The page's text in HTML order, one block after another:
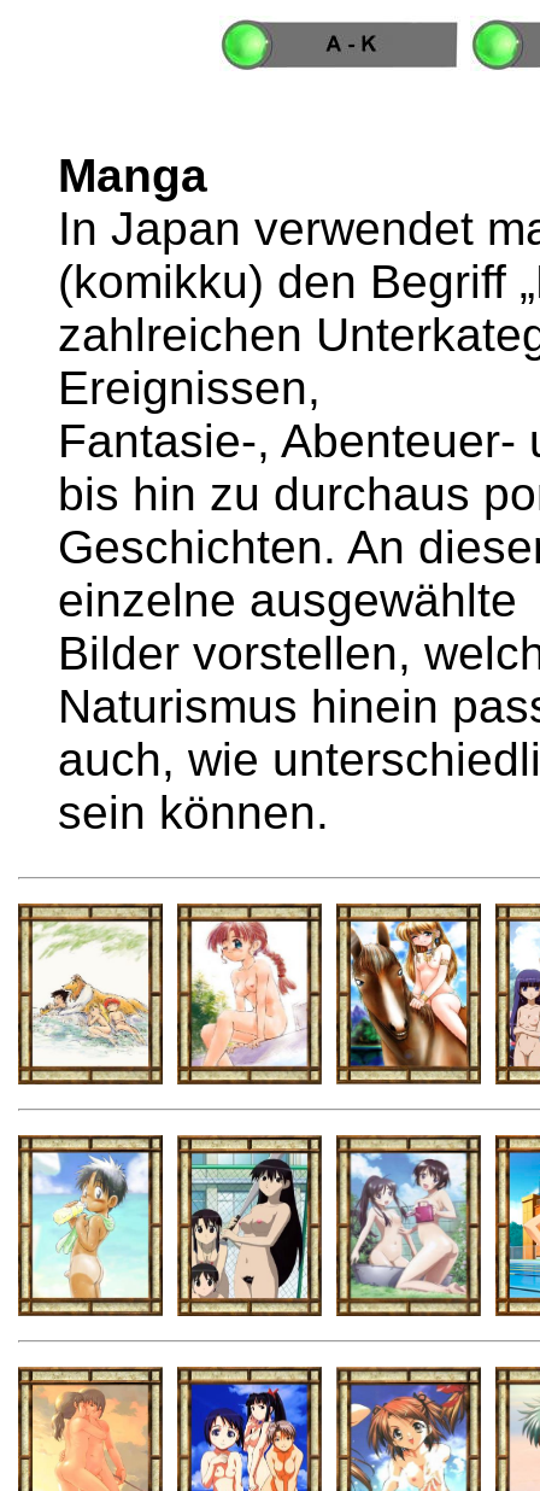
Manga
In Japan verwendet
(komikku) den Begriff
zahlreichen
Ereignissen,
Fantasie-,
bis hin zu durchaus
Geschichten. An
einzelne ausgewählte
Bilder vorstellen,
Naturismus hinein
auch, wie
sein können.